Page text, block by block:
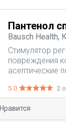
Пантенол
Bausch Health,
Стимулятор
повреждения
асептические
5.0 2
Нравится